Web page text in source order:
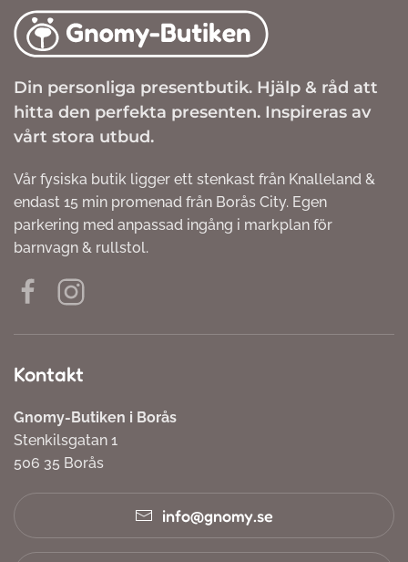
Din personliga presentbutik. Hjälp & råd att
hitta den perfekta presenten. Inspireras av
vårt stora utbud.
Vår fysiska butik ligger ett stenkast från Knalleland &
endast 15 min promenad från Borås City. Egen
parkering med anpassad ingång i markplan för
barnvagn & rullstol.
Kontakt
Gnomy-Butiken i Borås
Stenkilsgatan 1
506 35 Borås
info@gnomy.se